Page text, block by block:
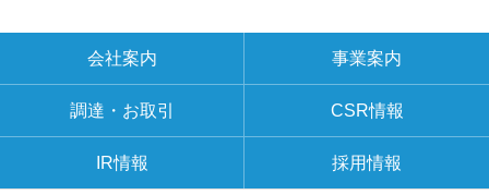
会社案内 事業案内
調達・お取引 CSR情報
IR情報 採用情報